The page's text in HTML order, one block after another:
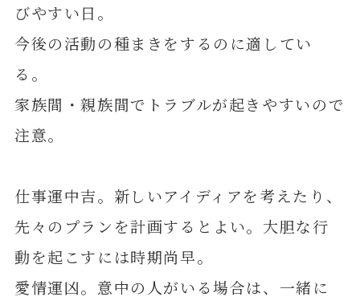
びやすい日。
今後の活動の種まきをするのに適してい
る。
家族間・親族間でトラブルが起きやすいので
注意。
仕事運中吉。新しいアイディアを考えたり、
先々のプランを計画するとよい。大胆な行
動を起こすには時期尚早。
愛情運凶。意中の人がいる場合は、一緒に